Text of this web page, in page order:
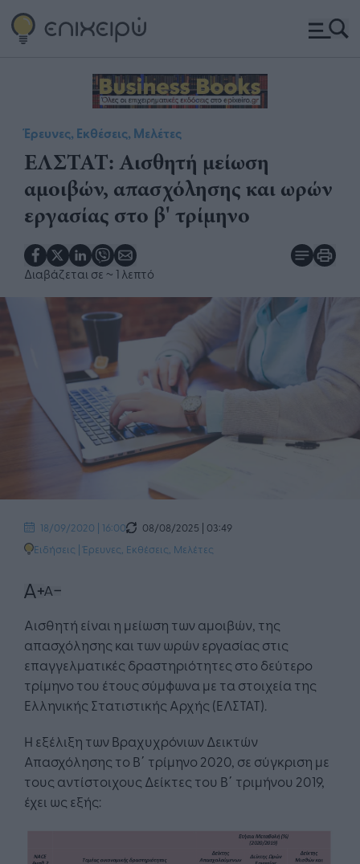
Έρευνες, Εκθέσεις, Μελέτες
​ΕΛΣΤΑΤ: Αισθητή μείωση
αμοιβών, απασχόλησης και ωρών
εργασίας στο β' τρίμηνο
Διαβάζεται σε ~ 1 λεπτό
18/09/2020 | 16:00
08/08/2025 | 03:49
Ειδήσεις |Έρευνες, Εκθέσεις, Μελέτες
Αισθητή είναι η μείωση των αμοιβών, της
απασχόλησης και των ωρών εργασίας στις
επαγγελματικές δραστηριότητες στο δεύτερο
τρίμηνο του έτους σύμφωνα με τα στοιχεία της
Ελληνικής Στατιστικής Αρχής (ΕΛΣΤΑΤ).
Η εξέλιξη των Βραχυχρόνιων Δεικτών
Απασχόλησης το Β΄ τρίμηνο 2020, σε σύγκριση με
τους αντίστοιχους Δείκτες του Β΄ τριμήνου 2019,
έχει ως εξής: